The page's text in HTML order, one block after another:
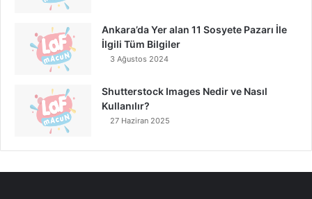
Ankara’da Yer alan 11 Sosyete Pazarı İle
İlgili Tüm Bilgiler
3 Ağustos 2024
Shutterstock Images Nedir ve Nasıl
Kullanılır?
27 Haziran 2025